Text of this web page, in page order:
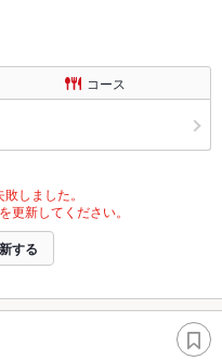
コース
しました。
更新してください。
する